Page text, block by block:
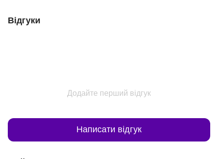
Відгуки
Додайте перший відгук
Написати відгук